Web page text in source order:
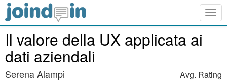
Il valore della UX applicata ai
dati aziendali
Serena Alampi Avg. Rating